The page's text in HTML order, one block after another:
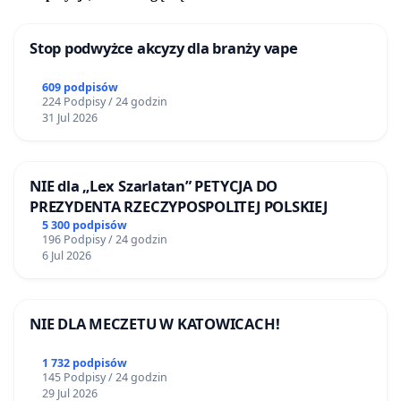
najbliższych lat, po czym nastąpi kolejna
krótkoterminowa polityka nie pozwala na
stabilne i długofalowe planowanie procesu
Uczniowie, którzy zaczęli przygotowania do
matury zgodnie z wcześniejszymi
wymaganiami, teraz znajdują się w
niekorzystnej sytuacji. Nowe wymagania mogą
wsparcie nauczycieli. Wielu maturzystów
znajdowały się na maturach w dwóch ostatnich
latach. Teraz okazuje się, że w klasie maturalnej
Stop podwyżce akcyzy dla branży vape
609 podpisów
224 Podpisy / 24 godzin
31 Jul 2026
NIE dla „Lex Szarlatan” PETYCJA DO
PREZYDENTA RZECZYPOSPOLITEJ POLSKIEJ
5 300 podpisów
196 Podpisy / 24 godzin
6 Jul 2026
NIE DLA MECZETU W KATOWICACH!
1 732 podpisów
145 Podpisy / 24 godzin
29 Jul 2026